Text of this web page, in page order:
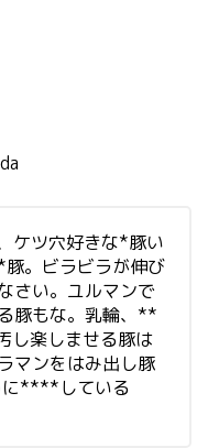
ツ穴好きな*豚い
。ビラビラが伸び
さい。ユルマンで
豚もな。乳輪、**
し楽しませる豚は
マンをはみ出し豚
に****している